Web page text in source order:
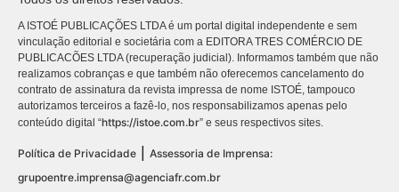
A ISTOÉ PUBLICAÇÕES LTDA é um portal digital independente e sem
vinculação editorial e societária com a EDITORA TRES COMÉRCIO DE
PUBLICACÕES LTDA (recuperação judicial). Informamos também que não
realizamos cobranças e que também não oferecemos cancelamento do
contrato de assinatura da revista impressa de nome ISTOÉ, tampouco
autorizamos terceiros a fazê-lo, nos responsabilizamos apenas pelo
conteúdo digital “https://istoe.com.br” e seus respectivos sites.
Política de Privacidade
Assessoria de Imprensa:
grupoentre.imprensa@agenciafr.com.br